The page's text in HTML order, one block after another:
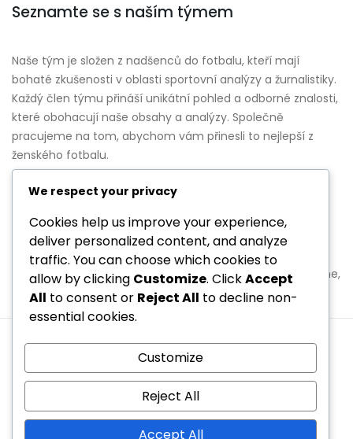
Seznamte se s naším týmem
Naše tým je složen z nadšenců do fotbalu, kteří mají
bohaté zkušenosti v oblasti sportovní analýzy a žurnalistiky.
Každý člen týmu přináší unikátní pohled a odborné znalosti,
které obohacují naše obsahy a analýzy. Společně
pracujeme na tom, abychom vám přinesli to nejlepší z
ženského fotbalu.
Prozkoumejte s námi!
Jsme rádi, že jste se k nám připojili. Prozkoumejte naše
články a analýzy a neváhejte nás kontaktovat na
hello@s3c.cz . Těšíme se na vaši zpětnou vazbu a doufáme,
že se k nám brzy vrátíte!
Copyright © 2026 s3c.cz | Powered bySpexo WordPress
Cookies a sledování
Obchodní podmínky
Zásady ochrany osobních údajů
Obraťte se na nás
We respect your privacy
Cookies help us improve your experience,
deliver personalized content, and analyze
traffic. You can choose which cookies to
allow by clicking Customize. ClickAccept
All to consent or Reject All to decline non-
essential cookies.
Customize
Reject All
Accept All